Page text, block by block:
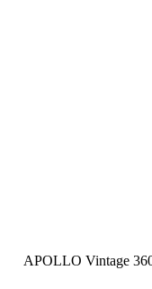
היה הראשון לכתוב סקירה “תליה דמוי פעמון 360 APOLLO Vintage